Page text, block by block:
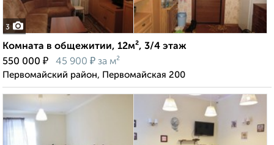
3
Комната в общежитии, 12м², 3/4 этаж
550 000 ₽ 45 900 ₽ за м²
Первомайский район, Первомайская 200